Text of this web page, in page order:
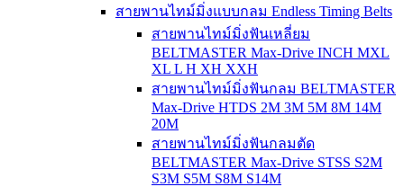
สายพานไทม์มิ่งแบบกลม Endless Timing Belts
สายพานไทม์มิ่งฟันเหลี่ยม
BELTMASTER Max-Drive INCH MXL
XL L H XH XXH
สายพานไทม์มิ่งฟันกลม BELTMASTER
Max-Drive HTDS 2M 3M 5M 8M 14M
20M
สายพานไทม์มิ่งฟันกลมตัด
BELTMASTER Max-Drive STSS S2M
S3M S5M S8M S14M